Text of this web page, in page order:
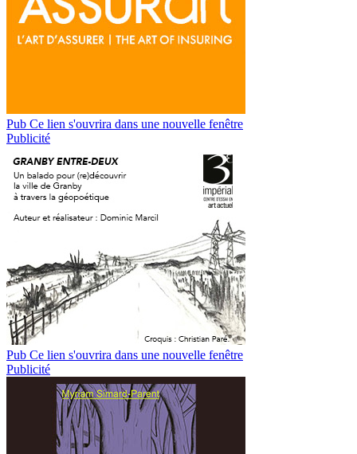
Pub Ce lien s'ouvrira dans une nouvelle fenêtre
Publicité
Pub Ce lien s'ouvrira dans une nouvelle fenêtre
Publicité